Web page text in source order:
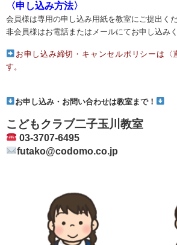
〈申し込み方法〉
会員様は専用の申し込み用紙を教室にご提出くだ
非会員様はお電話またはメールにてお申し込みく
お申し込み締切・キャンセルポリシーは〈
す。
お申し込み・お問い合わせは教室まで！
こどもクラブ二子玉川教室
03-3707-6495
futako@codomo.co.jp